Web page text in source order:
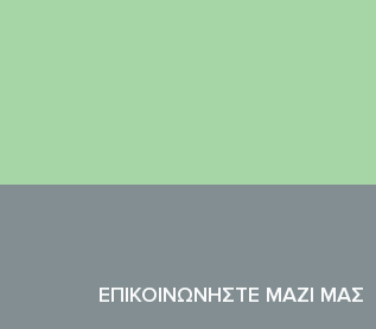
ΕΠΙΚΟΙΝΩΝΉΣΤΕ ΜΑΖΊ ΜΑΣ